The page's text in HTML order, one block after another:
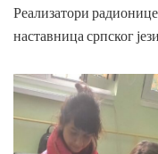
Реализатори
наставница српског